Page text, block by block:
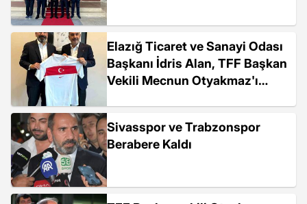
Elazığ Ticaret ve Sanayi Odası
Başkanı İdris Alan, TFF Başkan
Vekili Mecnun Otyakmaz'ı
Sivasspor ve Trabzonspor
Berabere Kaldı